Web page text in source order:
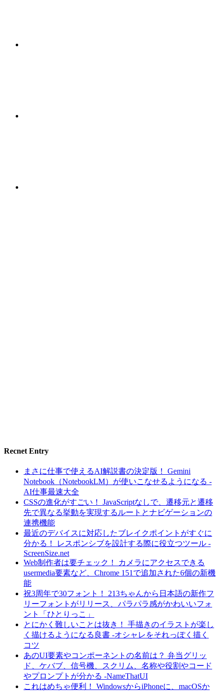
Recnet Entry
まさに仕事で使えるAI解説書の決定版！ Gemini
Notebook（NotebookLM）が使いこなせるようになる -
AI仕事最速大全
CSSの進化がすごい！ JavaScriptなしで、遷移元と遷移
先で異なる挙動を実現するルートとナビゲーションの
連携機能
最近のデバイスに対応したブレイクポイントがすぐに
分かる！ レスポンシブを設計する際に役立つツール -
ScreenSize.net
Web制作者は要チェック！ カメラにアクセスできる
usermedia要素など、Chrome 151で追加された6個の新機
能
祝3周年で30フォント！ 213ちゃんから日本語の新作フ
リーフォントがリリース、パラパラ感がかわいいフォ
ント「ひとりっこ」
とにかく難しいことは抜き！ 手描きのイラストが楽し
く描けるようになる良書 -オシャレをそれっぽく描く
コツ
あのUI要素やコンポーネントの名前は？ 弁当グリッ
ド、ケバブ、信号機、スクリム、名称や役割やコード
やプロンプトが分かる -NameThatUI
これはめちゃ便利！ WindowsからiPhoneに、macOSか